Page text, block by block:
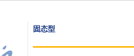
固态型